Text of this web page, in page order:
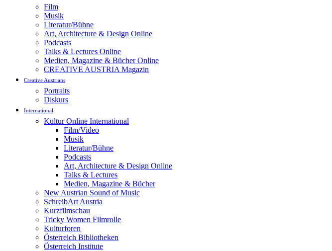
Film
Musik
Literatur/Bühne
Art, Architecture & Design Online
Podcasts
Talks & Lectures Online
Medien, Magazine & Bücher Online
CREATIVE AUSTRIA Magazin
Creative Austrians
Portraits
Diskurs
International
Kultur Online International
Film/Video
Musik
Literatur/Bühne
Podcasts
Art, Architecture & Design Online
Talks & Lectures
Medien, Magazine & Bücher
New Austrian Sound of Music
SchreibArt Austria
Kurzfilmschau
Tricky Women Filmrolle
Kulturforen
Österreich Bibliotheken
Österreich Institute